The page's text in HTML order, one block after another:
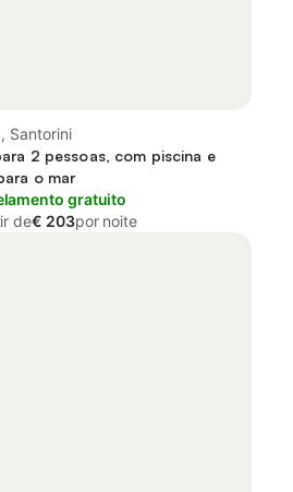
Santorini
2 pessoas, com piscina e
o mar
gratuito
de€ 203por noite